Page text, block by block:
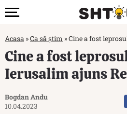
Acasa »Ca să știm »Cine a fost
Cine a fost
Ierusalim ajuns
Bogdan Andu
10.04.2023